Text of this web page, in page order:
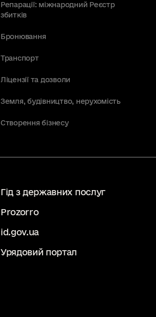
Репарації: міжнародний Реєстр
збитків
Бронювання
Транспорт
Ліцензії та дозволи
Земля, будівництво, нерухомість
Створення бізнесу
Гід з державних послуг
Prozorro
id.gov.ua
Урядовий портал